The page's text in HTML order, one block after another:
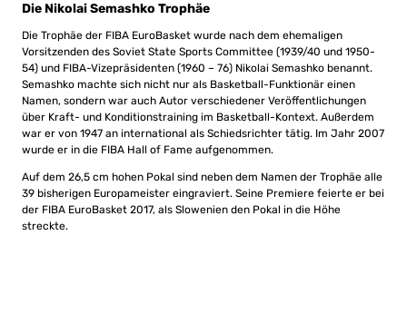
Die Nikolai Semashko Trophäe
Die Trophäe der FIBA EuroBasket wurde nach dem ehemaligen
Vorsitzenden des Soviet State Sports Committee (1939/40 und 1950-
54) und FIBA-Vizepräsidenten (1960 – 76) Nikolai Semashko benannt.
Semashko machte sich nicht nur als Basketball-Funktionär einen
Namen, sondern war auch Autor verschiedener Veröffentlichungen
über Kraft- und Konditionstraining im Basketball-Kontext. Außerdem
war er von 1947 an international als Schiedsrichter tätig. Im Jahr 2007
wurde er in die FIBA Hall of Fame aufgenommen.
Auf dem 26,5 cm hohen Pokal sind neben dem Namen der Trophäe alle
39 bisherigen Europameister eingraviert. Seine Premiere feierte er bei
der FIBA EuroBasket 2017, als Slowenien den Pokal in die Höhe
streckte.